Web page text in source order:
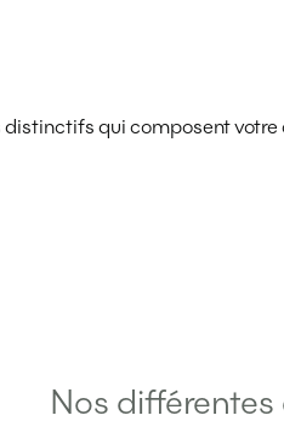
qui composent votre
Nos